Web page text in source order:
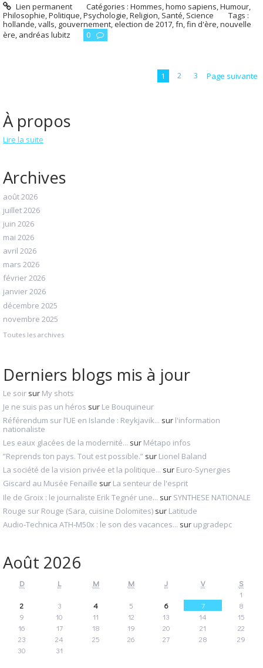
Lien permanent Catégories :Hommes, homo sapiens,Humour,
Philosophie,Politique,Psychologie,Religion, Santé, Science
Tags :
hollande,valls, gouvernement,election de 2017,fn,fin d'ère,nouvelle
ère, andréas lubitz 0
1 2 3 Page suivante
À propos
Lire la suite
Archives
août 2026
juillet 2026
juin 2026
mai 2026
avril 2026
mars 2026
février 2026
janvier 2026
décembre 2025
novembre 2025
Toutes les archives
Derniers blogs mis à jour
Le soir sur My shots
Je ne suis pas un héros sur Le Bouquineur
Référendum sur l’UE en Islande : Reykjavik... sur l'information
nationaliste
Les eaux glacées de la modernité... sur Métapo infos
”Reprends ton pays. Tout est possible.” sur Lionel Baland
La société de la vision privée et la politique... sur Euro-Synergies
Giscard au Musée Fenaille sur La senteur de l'esprit
Ile de Groix : le journaliste Erik Tegnér une... sur SYNTHESE NATIONALE
Rouge sur Rouge (Sara, cuisine Dolomites) sur Latitude
Audio‑Technica ATH‑M50x : le son des vacances... sur upgradepc
Août 2026
D L M M J V
S
1
2
3 4 5 6 7
8
9
10 11 12 13 14
15
16
17 18 19 20 21
22
23
24 25 26 27 28
29
30
31